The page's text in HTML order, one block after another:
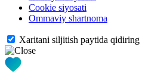
Cookie siyosati
Ommaviy shartnoma
Xaritani siljitish paytida qidiring